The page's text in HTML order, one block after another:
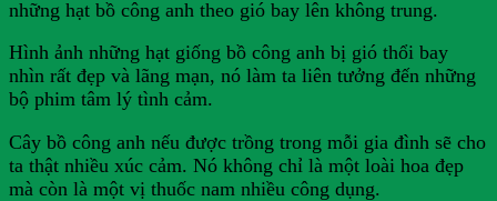
những hạt bồ công anh theo gió bay lên không trung.
Hình ảnh những hạt giống bồ công anh bị gió thổi bay
nhìn rất đẹp và lãng mạn, nó làm ta liên tưởng đến những
bộ phim tâm lý tình cảm.
Cây bồ công anh nếu được trồng trong mỗi gia đình sẽ cho
ta thật nhiều xúc cảm. Nó không chỉ là một loài hoa đẹp
mà còn là một vị thuốc nam nhiều công dụng.